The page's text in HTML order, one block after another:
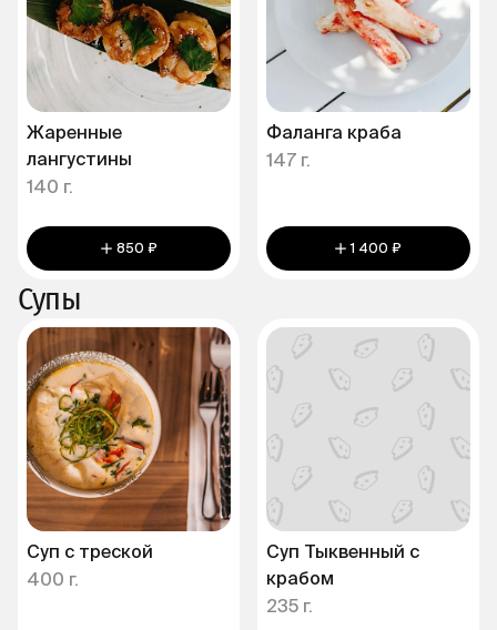
Жаренные
лангустины
140 г.
850 ₽
Фаланга краба
147 г.
1 400 ₽
Супы
Суп с треской
400 г.
Суп Тыквенный с
крабом
235 г.